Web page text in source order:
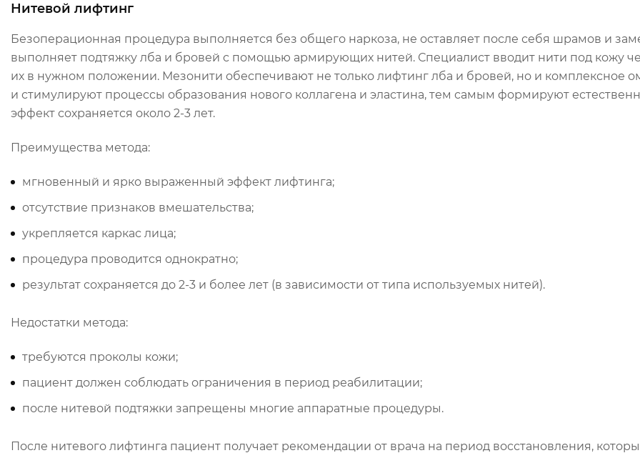
Нитевой лифтинг
Безоперационная процедура выполняется без общего наркоза, не оставляет после себя шрамов и
выполняет подтяжку лба и бровей с помощью армирующих нитей. Специалист вводит нити под кожу
их в нужном положении. Мезонити обеспечивают не только лифтинг лба и бровей, но и комплексное
и стимулируют процессы образования нового коллагена и эластина, тем самым формируют
эффект сохраняется около 2-3 лет.
Преимущества метода:
мгновенный и ярко выраженный эффект лифтинга;
отсутствие признаков вмешательства;
укрепляется каркас лица;
процедура проводится однократно;
результат сохраняется до 2-3 и более лет (в зависимости от типа используемых нитей).
Недостатки метода:
требуются проколы кожи;
пациент должен соблюдать ограничения в период реабилитации;
после нитевой подтяжки запрещены многие аппаратные процедуры.
После нитевого лифтинга пациент получает рекомендации от врача на период восстановления,